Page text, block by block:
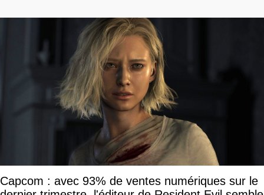
Capcom : avec 93% de ventes numériques sur le